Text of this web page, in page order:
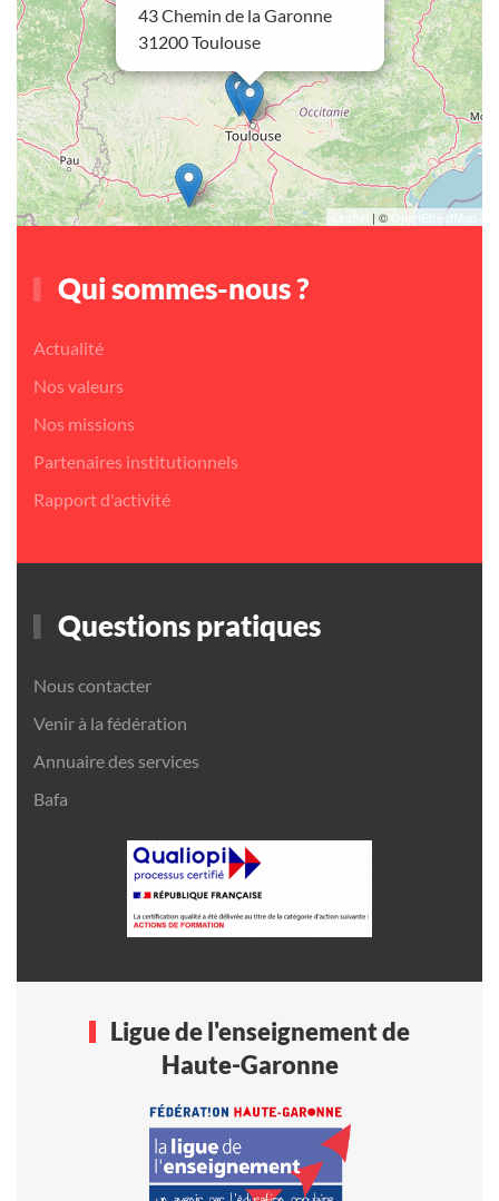
43 Chemin de la Garonne
31200 Toulouse
Leaflet | © OpenStreetMap
Qui sommes-nous ?
Actualité
Nos valeurs
Nos missions
Partenaires institutionnels
Rapport d'activité
Questions pratiques
Nous contacter
Venir à la fédération
Annuaire des services
Bafa
Ligue de l'enseignement de
Haute-Garonne